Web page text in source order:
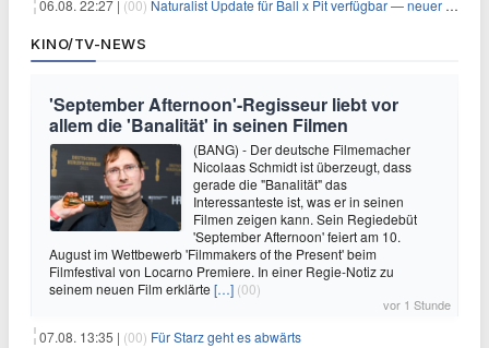
06.08. 22:27 | (00) Naturalist Update für Ball x Pit verfügbar — neuer Content auf allen Plattformen
KINO/TV-NEWS
'September Afternoon'-Regisseur liebt vor
allem die 'Banalität' in seinen Filmen
(BANG) - Der deutsche Filmemacher
Nicolaas Schmidt ist überzeugt, dass
gerade die "Banalität" das
Interessanteste ist, was er in seinen
Filmen zeigen kann. Sein Regiedebüt
'September Afternoon' feiert am 10.
August im Wettbewerb 'Filmmakers of the Present' beim
Filmfestival von Locarno Premiere. In einer Regie-Notiz zu
seinem neuen Film erklärte […] (00)
vor 1 Stunde
07.08. 13:35 | (00) Für Starz geht es abwärts